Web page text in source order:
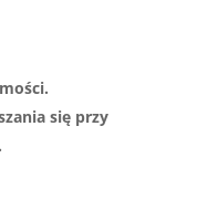
się przy